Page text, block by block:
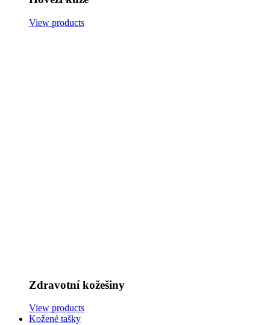
View products
Zdravotní kožešiny
View products
Kožené tašky